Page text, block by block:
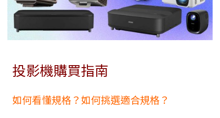
投影機購買指南
如何看懂規格？如何挑選適合規格？